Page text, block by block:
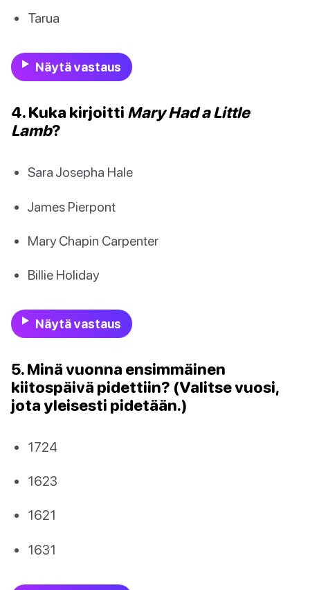
Tarua
Näytä vastaus
4. Kuka kirjoitti Mary Had a Little
Lamb?
Sara Josepha Hale
James Pierpont
Mary Chapin Carpenter
Billie Holiday
Näytä vastaus
5. Minä vuonna ensimmäinen
kiitospäivä pidettiin? (Valitse vuosi,
jota yleisesti pidetään.)
1724
1623
1621
1631